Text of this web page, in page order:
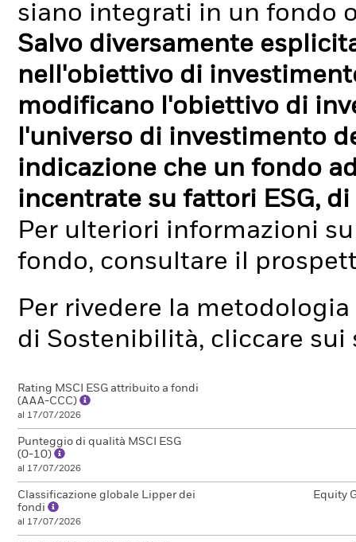
siano integrati in un fondo
Salvo diversamente
nell'obiettivo di
modificano l'obiettivo di
l'universo di investimento
indicazione che un fondo
incentrate su fattori ESG,
Per ulteriori informazioni
fondo, consultare il
Per rivedere la
di Sostenibilità, cliccare
Rating MSCI ESG attribuito a fondi
(AAA-CCC)
al 17/07/2026
Punteggio di qualità MSCI ESG
(0-10)
al 17/07/2026
Classificazione globale Lipper dei
fondi
al 17/07/2026
Equity